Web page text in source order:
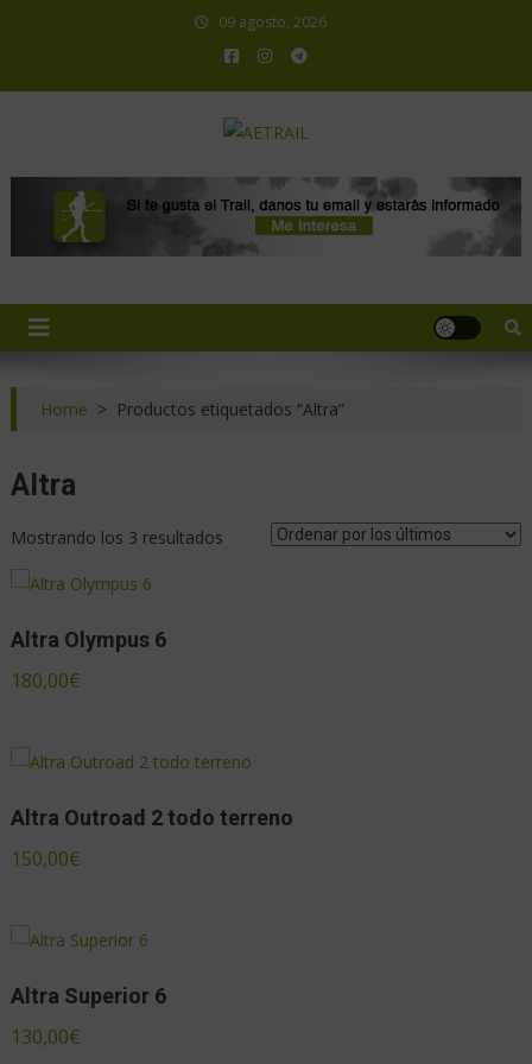
09 agosto, 2026
Home > Productos etiquetados “Altra”
Altra
Mostrando los 3 resultados
Altra Olympus 6
180,00€
Altra Outroad 2 todo terreno
150,00€
Altra Superior 6
130,00€